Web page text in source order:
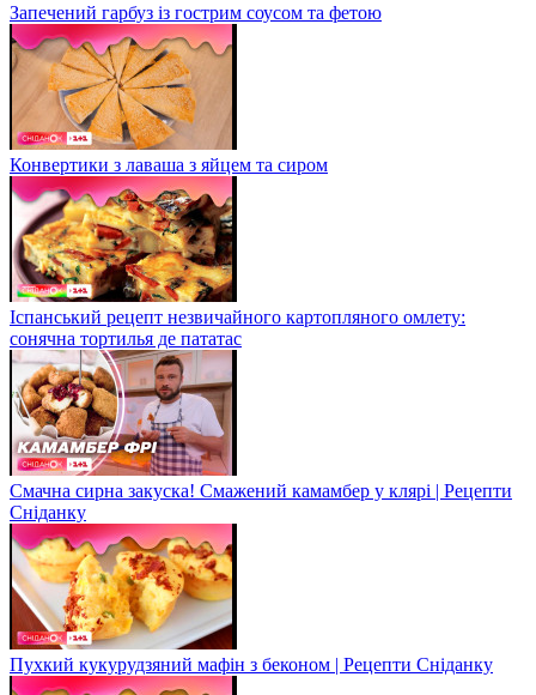
Запечений гарбуз із гострим соусом та фетою
Конвертики з лаваша з яйцем та сиром
Іспанський рецепт незвичайного картопляного омлету:
сонячна тортилья де пататас
Смачна сирна закуска! Смажений камамбер у клярі | Рецепти
Сніданку
Пухкий кукурудзяний мафін з беконом | Рецепти Сніданку